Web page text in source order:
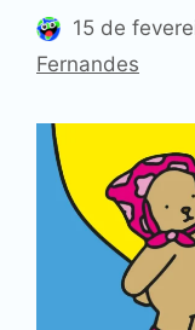
15 de
Fernandes